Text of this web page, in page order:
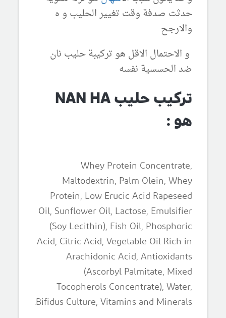
حدثت صدفة وقت تغيير الحليب و ه
والارجح
و الاحتمال الاقل هو تركيبة حليب نان
ضد الحسسية نفسه
تركيب حليب NAN HA
هو :
Whey Protein Concentrate,
Maltodextrin, Palm Olein, Whey
Protein, Low Erucic Acid Rapeseed
Oil, Sunflower Oil, Lactose, Emulsifier
(Soy Lecithin), Fish Oil, Phosphoric
Acid, Citric Acid, Vegetable Oil Rich in
Arachidonic Acid, Antioxidants
(Ascorbyl Palmitate, Mixed
Tocopherols Concentrate), Water,
Bifidus Culture, Vitamins and Minerals.